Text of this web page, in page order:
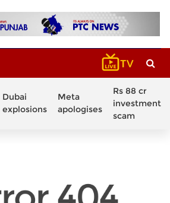
Dubai
explosions
Meta
apologises
Rs 88 cr
investment
scam